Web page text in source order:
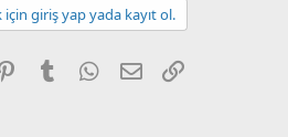
giriş yap yada kayıt ol.
PinterestTumblr WhatsApp
E-posta